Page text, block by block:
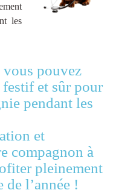
les
vous pouvez
et sûr pour
pendant les
et
compagnon à
pleinement
de l’année !